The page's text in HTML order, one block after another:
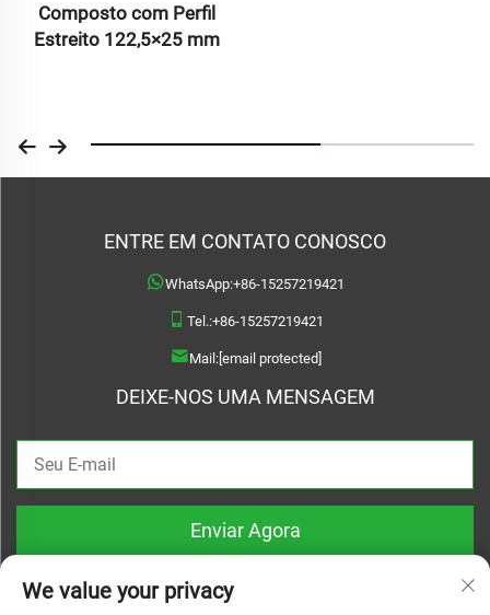
Composto com Perfil
Estreito 122,5×25 mm
ENTRE EM CONTATO CONOSCO
WhatsApp:+86-15257219421
Tel.:+86-15257219421
Mail:[email protected]
DEIXE-NOS UMA MENSAGEM
Enviar Agora
We value your privacy